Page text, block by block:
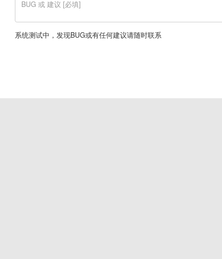
系统测试中，发现BUG或有任何建议请随时联系